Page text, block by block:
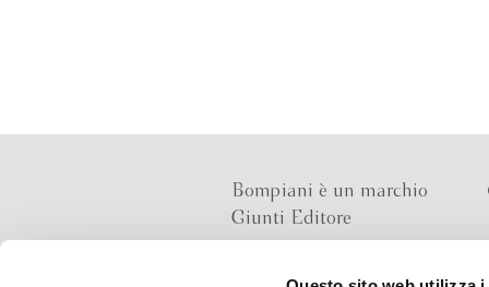
Bompiani è un marchio
Giunti Editore